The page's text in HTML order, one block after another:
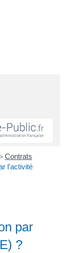
> Contrats
l'activité
par
?